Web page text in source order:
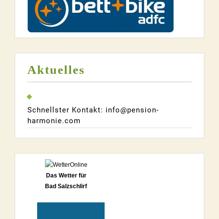
Aktuelles
Schnellster Kontakt: info@pension-
harmonie.com
Das Wetter für
Bad Salzschlirf